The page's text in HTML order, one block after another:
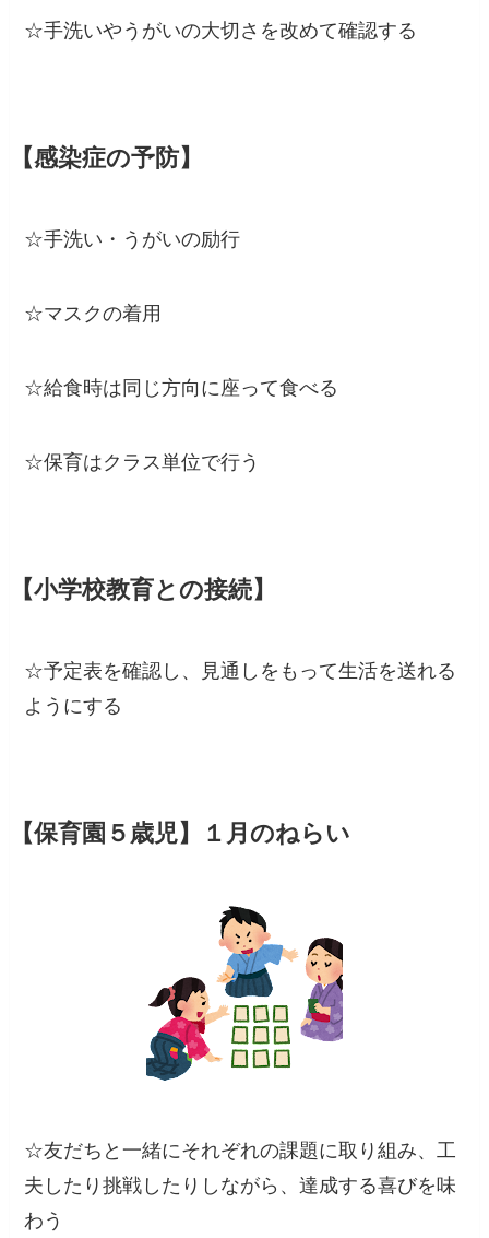
☆手洗いやうがいの大切さを改めて確認する
【感染症の予防】
☆手洗い・うがいの励行
☆マスクの着用
☆給食時は同じ方向に座って食べる
☆保育はクラス単位で行う
【小学校教育との接続】
☆予定表を確認し、見通しをもって生活を送れる
ようにする
【保育園５歳児】１ 月のねらい
☆友だちと一緒にそれぞれの課題に取り組み、工
夫したり挑戦したりしながら、達成する喜びを味
わう